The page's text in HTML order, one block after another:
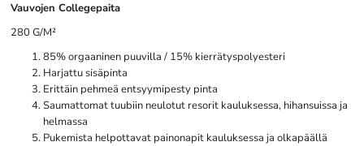
Vauvojen Collegepaita
280 G/M²
85% orgaaninen puuvilla / 15% kierrätyspolyesteri
Harjattu sisäpinta
Erittäin pehmeä entsyymipesty pinta
Saumattomat tuubiin neulotut resorit kauluksessa, hihansuissa ja
helmassa
Pukemista helpottavat painonapit kauluksessa ja olkapäällä